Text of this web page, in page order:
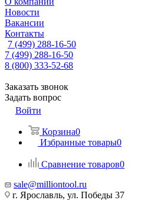
Новости
Вакансии
Контакты
7 (499) 288-16-50
7 (499) 288-16-50
8 (800) 333-52-68
Заказать звонок
Задать вопрос
Войти
Корзина0
Избранные товары0
Сравнение товаров0
sale@milliontool.ru
г. Ярославль, ул. Победы 37